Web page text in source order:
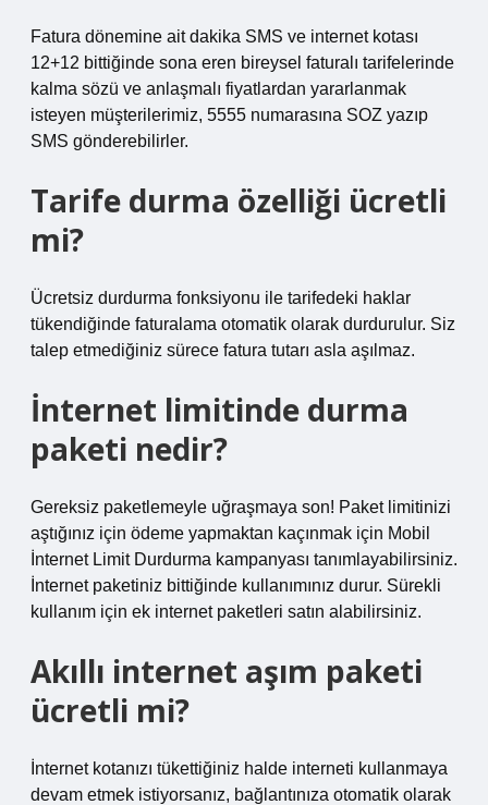
Fatura dönemine ait dakika SMS ve internet kotası
12+12 bittiğinde sona eren bireysel faturalı tarifelerinde
kalma sözü ve anlaşmalı fiyatlardan yararlanmak
isteyen müşterilerimiz, 5555 numarasına SOZ yazıp
SMS gönderebilirler.
Tarife durma özelliği ücretli
mi?
Ücretsiz durdurma fonksiyonu ile tarifedeki haklar
tükendiğinde faturalama otomatik olarak durdurulur. Siz
talep etmediğiniz sürece fatura tutarı asla aşılmaz.
İnternet limitinde durma
paketi nedir?
Gereksiz paketlemeyle uğraşmaya son! Paket limitinizi
aştığınız için ödeme yapmaktan kaçınmak için Mobil
İnternet Limit Durdurma kampanyası tanımlayabilirsiniz.
İnternet paketiniz bittiğinde kullanımınız durur. Sürekli
kullanım için ek internet paketleri satın alabilirsiniz.
Akıllı internet aşım paketi
ücretli mi?
İnternet kotanızı tükettiğiniz halde interneti kullanmaya
devam etmek istiyorsanız, bağlantınıza otomatik olarak